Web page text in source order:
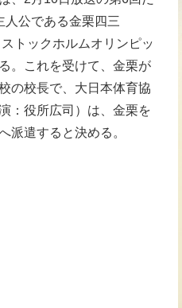
享年86）が鹿児島で3月に死去し...
人公である金栗四三
トックホルムオリンピッ
。これを受けて、金栗が
の校長で、大日本体育協
：役所広司）は、金栗を
派遣すると決める。